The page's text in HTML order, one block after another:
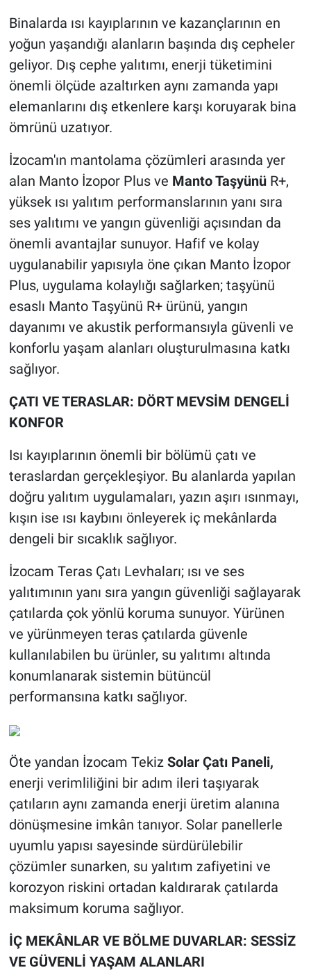
Binalarda ısı kayıplarının ve kazançlarının en
yoğun yaşandığı alanların başında dış cepheler
geliyor. Dış cephe yalıtımı, enerji tüketimini
önemli ölçüde azaltırken aynı zamanda yapı
elemanlarını dış etkenlere karşı koruyarak bina
ömrünü uzatıyor.
İzocam'ın mantolama çözümleri arasında yer
alan Manto İzopor Plus ve Manto Taşyünü R+,
yüksek ısı yalıtım performanslarının yanı sıra
ses yalıtımı ve yangın güvenliği açısından da
önemli avantajlar sunuyor. Hafif ve kolay
uygulanabilir yapısıyla öne çıkan Manto İzopor
Plus, uygulama kolaylığı sağlarken; taşyünü
esaslı Manto Taşyünü R+ ürünü, yangın
dayanımı ve akustik performansıyla güvenli ve
konforlu yaşam alanları oluşturulmasına katkı
sağlıyor.
ÇATI VE TERASLAR: DÖRT MEVSİM DENGELİ
KONFOR
Isı kayıplarının önemli bir bölümü çatı ve
teraslardan gerçekleşiyor. Bu alanlarda yapılan
doğru yalıtım uygulamaları, yazın aşırı ısınmayı,
kışın ise ısı kaybını önleyerek iç mekânlarda
dengeli bir sıcaklık sağlıyor.
İzocam Teras Çatı Levhaları; ısı ve ses
yalıtımının yanı sıra yangın güvenliği sağlayarak
çatılarda çok yönlü koruma sunuyor. Yürünen
ve yürünmeyen teras çatılarda güvenle
kullanılabilen bu ürünler, su yalıtımı altında
konumlanarak sistemin bütüncül
performansına katkı sağlıyor.
Öte yandan İzocam Tekiz Solar Çatı Paneli,
enerji verimliliğini bir adım ileri taşıyarak
çatıların aynı zamanda enerji üretim alanına
dönüşmesine imkân tanıyor. Solar panellerle
uyumlu yapısı sayesinde sürdürülebilir
çözümler sunarken, su yalıtım zafiyetini ve
korozyon riskini ortadan kaldırarak çatılarda
maksimum koruma sağlıyor.
İÇ MEKÂNLAR VE BÖLME DUVARLAR: SESSİZ
VE GÜVENLİ YAŞAM ALANLARI